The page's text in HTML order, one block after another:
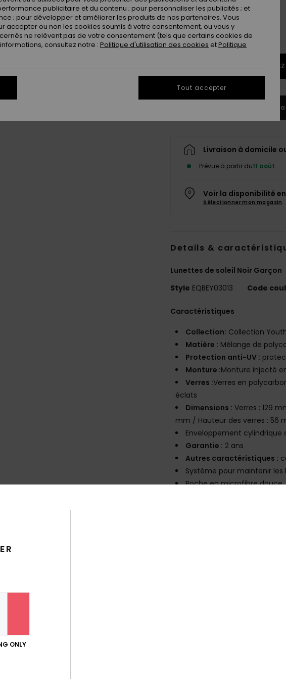
1SZ
Ajouter au
Livraison à domicile
Prévue à partir du11 août
Voir la disponibilité
Sélectionner mon magasin
Details &
Lunettes de soleil Noir Garçon
Style EQBEY03013 Code
Caractéristiques
Collection: Collection
Matière : Mélange de
Protection anti-UV :
Monture :Monture injecté
Verres :Verres en
éclats
Dimensions : Verres : 129
mm / Hauteur des verres : 56
Enveloppement cylindrique
Garantie : 2 ans
Autres caractéristiques :
Système pour maintenir
Poche en microfibre douce
[Matière
ONLY
publicitaire et du contenu ; pour personnaliser les publicités ; et
; pour développer et améliorer les produits de nos partenaires. Vous
accepter ou non les cookies soumis à votre consentement, ou vous y
ne relèvent pas de votre consentement (tels que certains cookies de
consultez notre : Politique d'utilisation des cookies etPolitique
Tout accepter